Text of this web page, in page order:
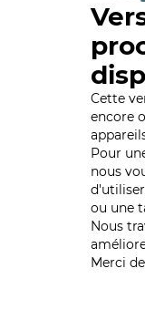
Cette
encore
Pour
nous
ou une
Nous
Merci